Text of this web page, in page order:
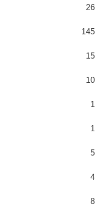
26
145
15
10
1
1
5
4
8